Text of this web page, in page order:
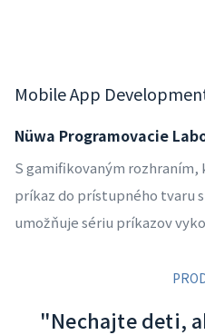
Mobile App
Nüwa Programovacie
S gamifikovaným
príkaz do prístupného tvaru
umožňuje sériu príkazov
"Nechajte deti,